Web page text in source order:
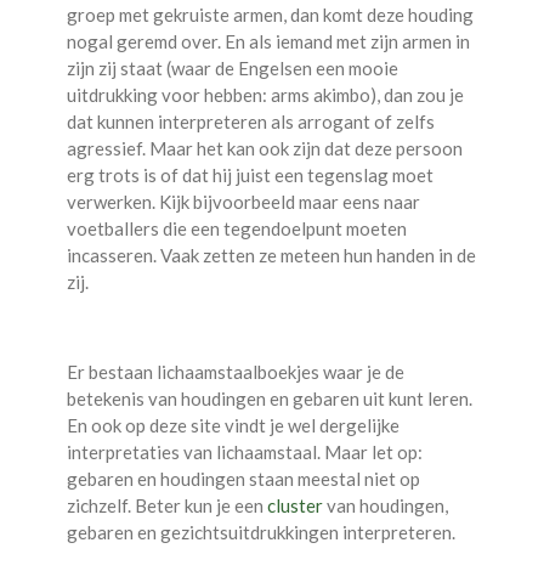
groep met gekruiste armen, dan komt deze houding
nogal geremd over. En als iemand met zijn armen in
zijn zij staat (waar de Engelsen een mooie
uitdrukking voor hebben: arms akimbo), dan zou je
dat kunnen interpreteren als arrogant of zelfs
agressief. Maar het kan ook zijn dat deze persoon
erg trots is of dat hij juist een tegenslag moet
verwerken. Kijk bijvoorbeeld maar eens naar
voetballers die een tegendoelpunt moeten
incasseren. Vaak zetten ze meteen hun handen in de
zij.
Er bestaan lichaamstaalboekjes waar je de
betekenis van houdingen en gebaren uit kunt leren.
En ook op deze site vindt je wel dergelijke
interpretaties van lichaamstaal. Maar let op:
gebaren en houdingen staan meestal niet op
zichzelf. Beter kun je een clustervan houdingen,
gebaren en gezichtsuitdrukkingen interpreteren.